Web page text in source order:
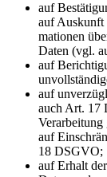
auf
auf Auskunft
ma­tionen
Daten (vgl.
auf
auf
auch Art. 17
auf
18 DSGVO;
auf Erhalt